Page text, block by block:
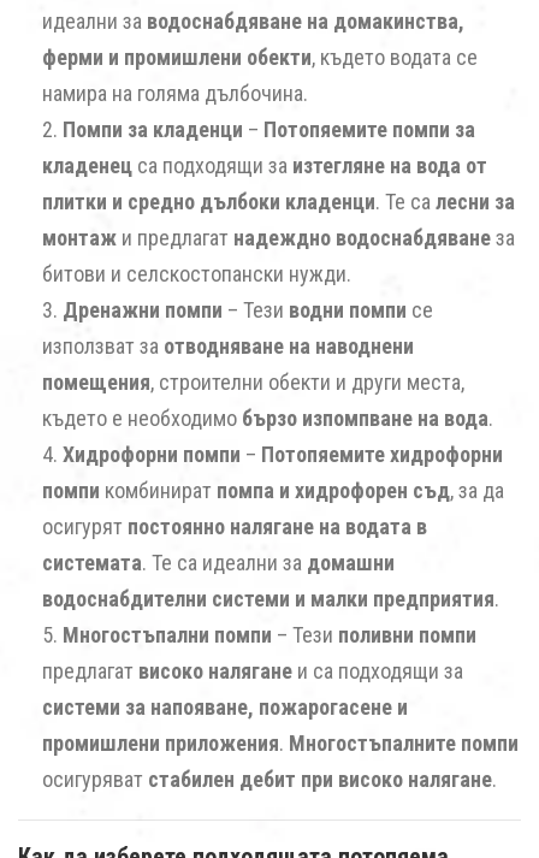
идеални за водоснабдяване на домакинства,
ферми и промишлени обекти, където водата се
намира на голяма дълбочина.
Помпи за кладенци – Потопяемите помпи за
кладенец са подходящи за изтегляне на вода от
плитки и средно дълбоки кладенци. Те салесни за
монтаж и предлагат надеждно водоснабдяванеза
битови и селскостопански нужди.
Дренажни помпи – Тези водни помпи се
използват за отводняване на наводнени
помещения, строителни обекти и други места,
където е необходимо бързо изпомпване на вода.
Хидрофорни помпи – Потопяемите хидрофорни
помпи комбинират помпа и хидрофорен съд, за да
осигурят постоянно налягане на водата в
системата. Те са идеални за домашни
водоснабдителни системи и малки предприятия.
Многостъпални помпи – Тези поливни помпи
предлагат високо налягане и са подходящи за
системи за напояване, пожарогасене и
промишлени приложения. Многостъпалните помпи
осигуряват стабилен дебит при високо налягане.